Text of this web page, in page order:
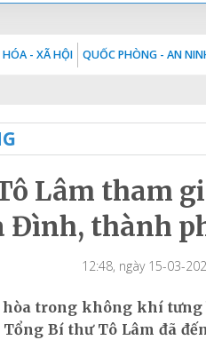
HÓA - XÃ HỘI QUỐC PHÒNG - AN
Lâm tham
Đình, thành
12:48, ngày 15-03-
hòa trong không khí
Bí thư Tô Lâm đã